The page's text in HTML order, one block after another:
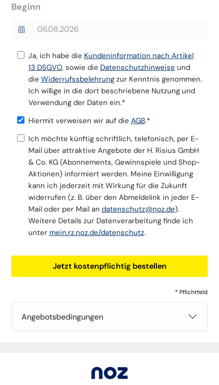
Beginn
Ja, ich habe die Kundeninformation nach Artikel
13 DSGVO, sowie die Datenschutzhinweise und
die Widerrufssbelehrungzur Kenntnis genommen.
Ich willige in die dort beschriebene Nutzung und
Verwendung der Daten ein.*
Hiermit verweisen wir auf die AGB.*
Ich möchte künftig schriftlich, telefonisch, per E-
Mail über attraktive Angebote der H. Risius GmbH
& Co. KG (Abonnements, Gewinnspiele und Shop-
Aktionen) informiert werden. Meine Einwilligung
kann ich jederzeit mit Wirkung für die Zukunft
widerrufen (z. B. über den Abmeldelink in jeder E-
Mail oder per Mail an datenschutz@noz.de).
Weitere Details zur Datenverarbeitung finde ich
unter mein.rz.noz.de/datenschutz.
Jetzt kostenpflichtig bestellen
* Pflichtfeld
Angebotsbedingungen